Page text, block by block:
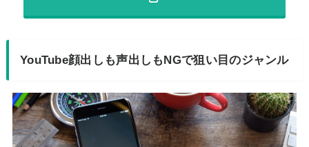
YouTube顔出しも声出しもNGで狙い目のジャンル